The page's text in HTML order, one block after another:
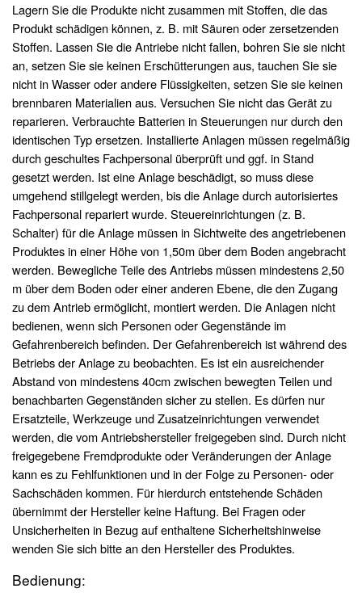
Lagern Sie die Produkte nicht zusammen mit Stoffen, die das
Produkt schädigen können, z. B. mit Säuren oder zersetzenden
Stoffen. Lassen Sie die Antriebe nicht fallen, bohren Sie sie nicht
an, setzen Sie sie keinen Erschütterungen aus, tauchen Sie sie
nicht in Wasser oder andere Flüssigkeiten, setzen Sie sie keinen
brennbaren Materialien aus. Versuchen Sie nicht das Gerät zu
reparieren. Verbrauchte Batterien in Steuerungen nur durch den
identischen Typ ersetzen. Installierte Anlagen müssen regelmäßig
durch geschultes Fachpersonal überprüft und ggf. in Stand
gesetzt werden. Ist eine Anlage beschädigt, so muss diese
umgehend stillgelegt werden, bis die Anlage durch autorisiertes
Fachpersonal repariert wurde. Steuereinrichtungen (z. B.
Schalter) für die Anlage müssen in Sichtweite des angetriebenen
Produktes in einer Höhe von 1,50m über dem Boden angebracht
werden. Bewegliche Teile des Antriebs müssen mindestens 2,50
m über dem Boden oder einer anderen Ebene, die den Zugang
zu dem Antrieb ermöglicht, montiert werden. Die Anlagen nicht
bedienen, wenn sich Personen oder Gegenstände im
Gefahrenbereich befinden. Der Gefahrenbereich ist während des
Betriebs der Anlage zu beobachten. Es ist ein ausreichender
Abstand von mindestens 40cm zwischen bewegten Teilen und
benachbarten Gegenständen sicher zu stellen. Es dürfen nur
Ersatzteile, Werkzeuge und Zusatzeinrichtungen verwendet
werden, die vom Antriebshersteller freigegeben sind. Durch nicht
freigegebene Fremdprodukte oder Veränderungen der Anlage
kann es zu Fehlfunktionen und in der Folge zu Personen- oder
Sachschäden kommen. Für hierdurch entstehende Schäden
übernimmt der Hersteller keine Haftung. Bei Fragen oder
Unsicherheiten in Bezug auf enthaltene Sicherheitshinweise
wenden Sie sich bitte an den Hersteller des Produktes.
Bedienung: